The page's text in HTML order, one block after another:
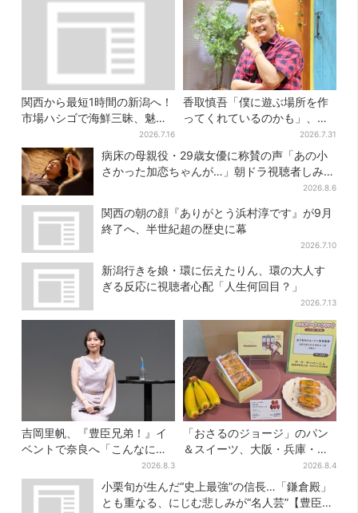
関西から最短1時間の新潟へ！
市場ハシゴで海鮮三昧、魅惑
の日本酒、発酵グルメも2026.7.16
香取慎吾「僕に遊ぶ場所を作
ってくれているのかも」、異
色バラエティ『しんごの芽』
で感じた読売テレビの“パンク
精神”
2026.7.31
病床の母親役・29歳女優に称賛の声「あの小
さかった加恋ちゃんが…」朝ドラ視聴者しみじ
2026.8.6
関西の朝の顔『ありがとう浜村淳です』が9月
終了へ、半世紀超の歴史に幕
2026.7.10
新潟行きを娘・環に伝えたりん、環の大人す
ぎる反応に視聴者心配「人生何回目？」
2026.7.13
吉岡里帆、『豊臣兄弟！』イ
ベントで奈良へ「こんなに楽
しんでもらえてうれしい」2026.8.3
「おさるのジョージ」のパン
＆スイーツ、大阪・兵庫・京
都限定で【きょうから】発売
スタート
2026.8.4
小栗旬が生んだ“史上最強”の信長…「鎌倉殿」
とも重なる、にじむ悲しみが“名人芸”【豊臣兄